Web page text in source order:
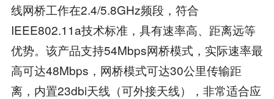
线网桥工作在2.4/5.8GHz频段，符合
IEEE802.11a技术标准，具有速率高、距离远等
优势。该产品支持54Mbps网桥模式，实际速率最
高可达48Mbps，网桥模式可达30公里传输距
离，内置23dbi天线（可外接天线），非常适合应